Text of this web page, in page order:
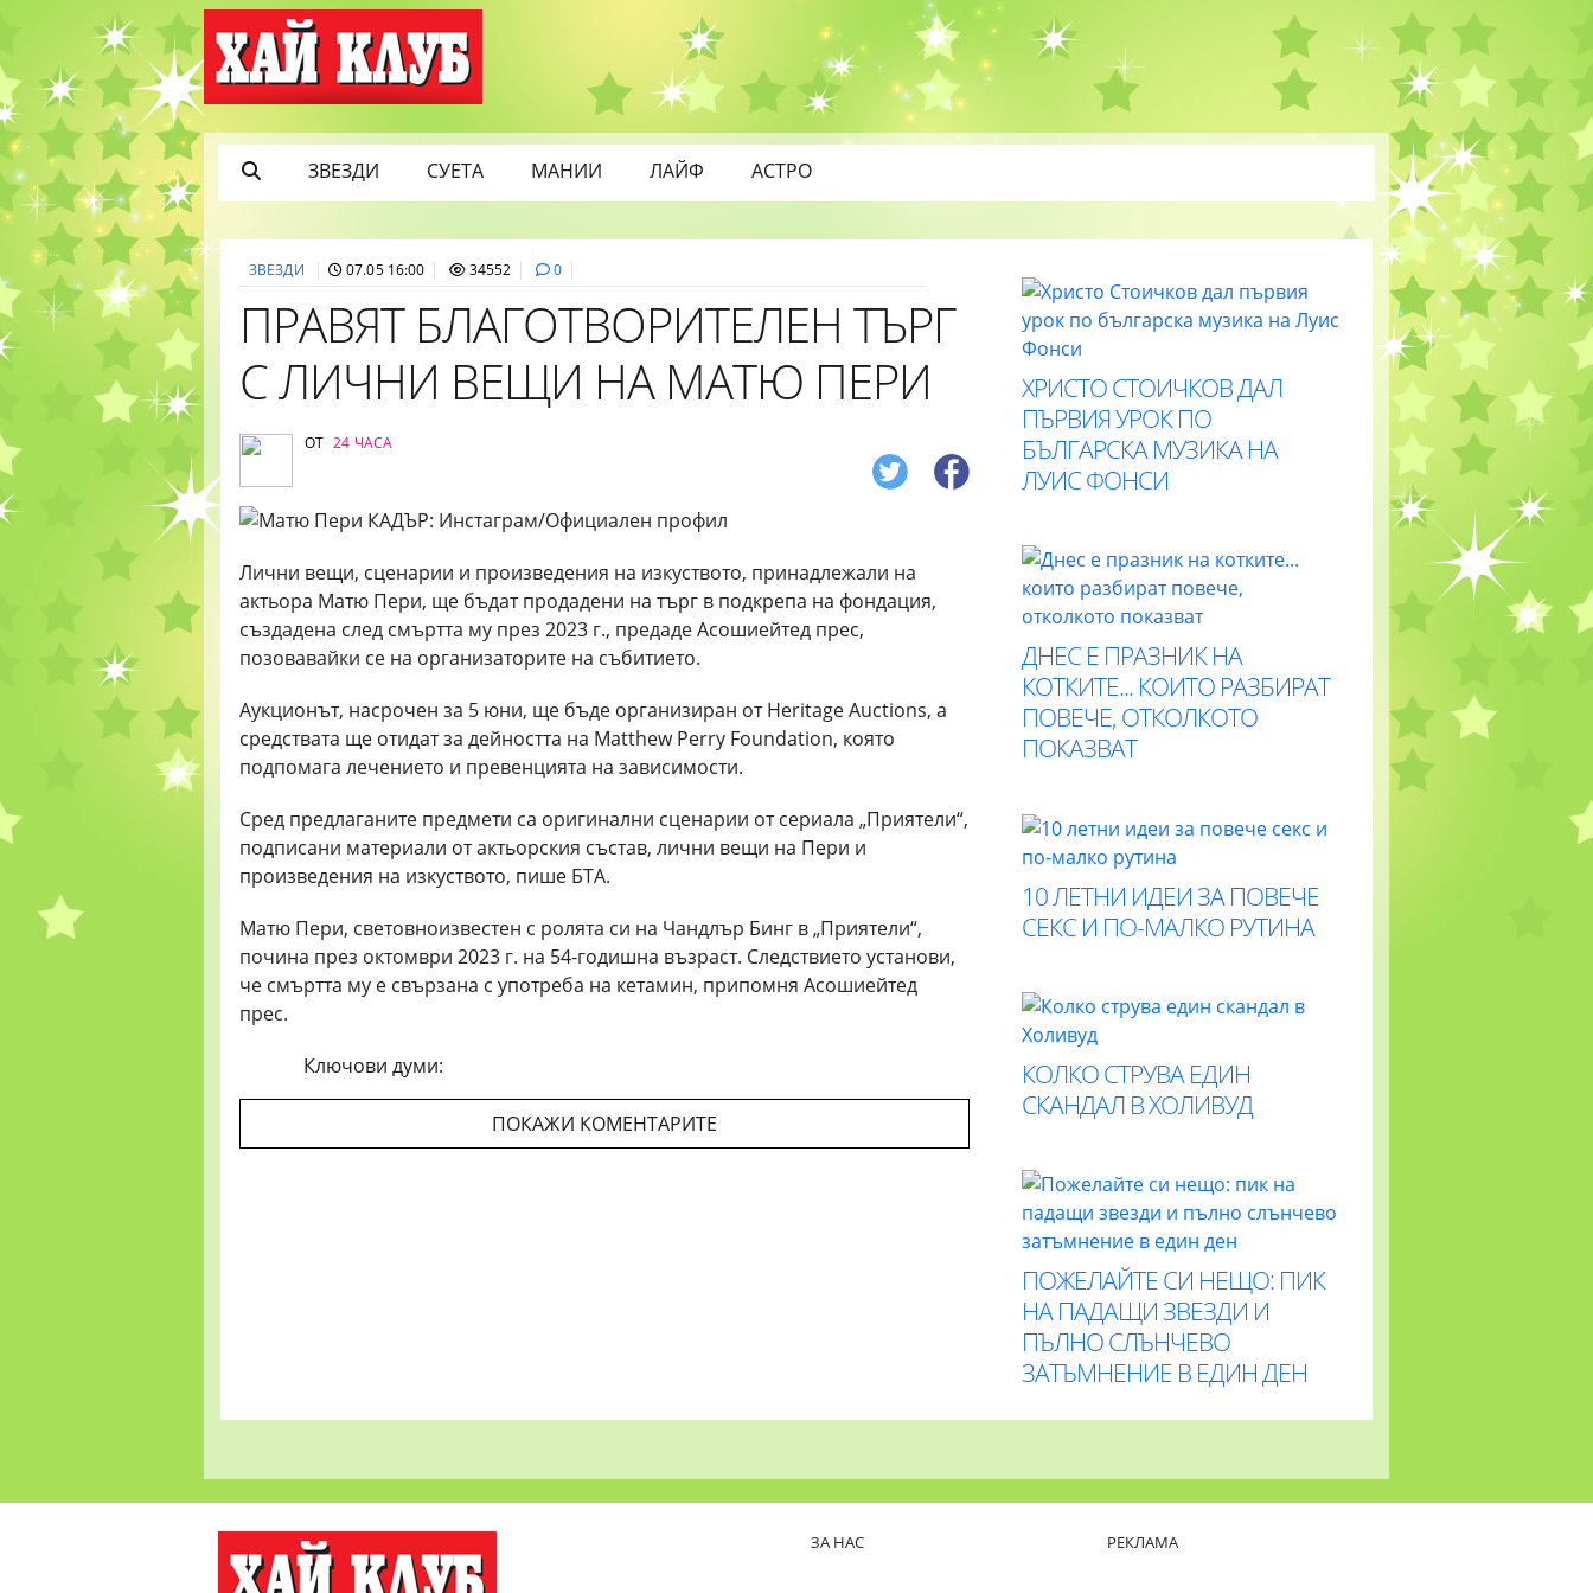
ЗВЕЗДИ СУЕТА МАНИИ ЛАЙФ АСТРО
ЗВЕЗДИ 07.05 16:00 34552 0
ПРАВЯТ БЛАГОТВОРИТЕЛЕН ТЪРГ
С ЛИЧНИ ВЕЩИ НА МАТЮ ПЕРИ
ОТ 24 ЧАСА
Лични вещи, сценарии и произведения на изкуството, принадлежали на
актьора Матю Пери, ще бъдат продадени на търг в подкрепа на фондация,
създадена след смъртта му през 2023 г., предаде Асошиейтед прес,
позовавайки се на организаторите на събитието.
Аукционът, насрочен за 5 юни, ще бъде организиран от Heritage Auctions, а
средствата ще отидат за дейността на Matthew Perry Foundation, която
подпомага лечението и превенцията на зависимости.
Сред предлаганите предмети са оригинални сценарии от сериала „Приятели“,
подписани материали от актьорския състав, лични вещи на Пери и
произведения на изкуството, пише БТА.
Матю Пери, световноизвестен с ролята си на Чандлър Бинг в „Приятели“,
почина през октомври 2023 г. на 54-годишна възраст. Следствието установи,
че смъртта му е свързана с употреба на кетамин, припомня Асошиейтед
прес.
Ключови думи:
ПОКАЖИ КОМЕНТАРИТЕ
ХРИСТО СТОИЧКОВ ДАЛ
ПЪРВИЯ УРОК ПО
БЪЛГАРСКА МУЗИКА НА
ЛУИС ФОНСИ
ДНЕС Е ПРАЗНИК НА
КОТКИТЕ... КОИТО РАЗБИРАТ
ПОВЕЧЕ, ОТКОЛКОТО
ПОКАЗВАТ
10 ЛЕТНИ ИДЕИ ЗА ПОВЕЧЕ
СЕКС И ПО-МАЛКО РУТИНА
КОЛКО СТРУВА ЕДИН
СКАНДАЛ В ХОЛИВУД
ПОЖЕЛАЙТЕ СИ НЕЩО: ПИК
НА ПАДАЩИ ЗВЕЗДИ И
ПЪЛНО СЛЪНЧЕВО
ЗАТЪМНЕНИЕ В ЕДИН ДЕН
ЗА НАС РЕКЛАМА